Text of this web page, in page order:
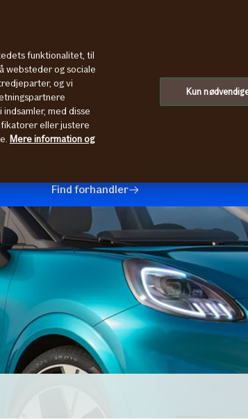
kan du få en
det første år. Så
Find forhandler
funktionalitet, til
websteder og sociale
og vi
med disse
eller justere
Mere information og
Kun